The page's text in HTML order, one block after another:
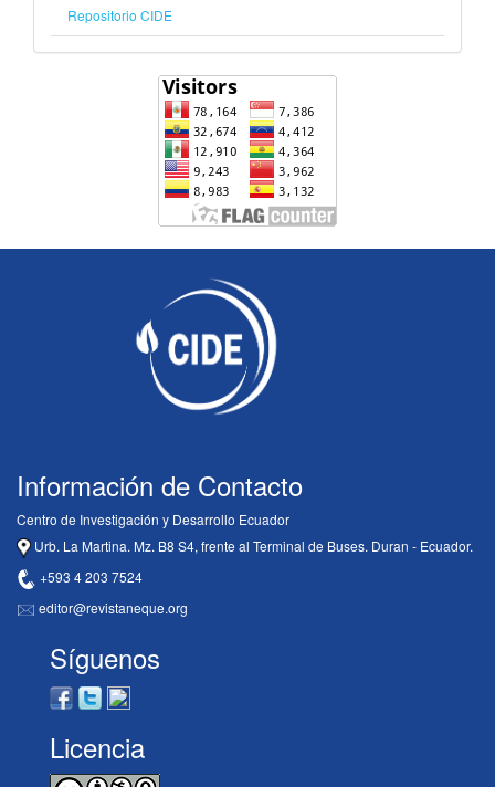
Repositorio CIDE
Información de Contacto
Centro de Investigación y Desarrollo Ecuador
Urb. La Martina. Mz. B8 S4, frente al Terminal de Buses. Duran - Ecuador.
+593 4 203 7524
editor@revistaneque.org
Síguenos
Licencia